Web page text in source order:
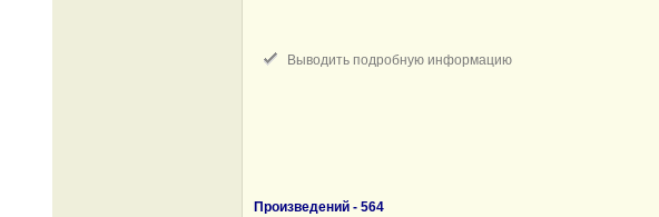
Выводить подробную информацию
Произведений - 564